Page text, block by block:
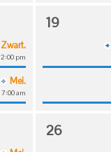
Zwart.
2:00 pm
Mei.
7:00 am
19
26